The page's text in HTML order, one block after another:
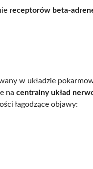
receptorów beta-
w układzie
na centralny układ
łagodzące objawy: